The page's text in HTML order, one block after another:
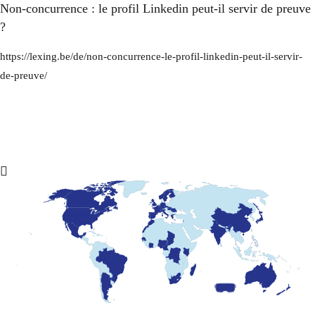
Non-concurrence : le profil Linkedin peut-il servir de preuve
?
https://lexing.be/de/non-concurrence-le-profil-linkedin-peut-il-servir-
de-preuve/